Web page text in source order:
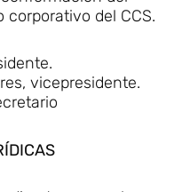
corporativo del CCS.
vicepresidente.